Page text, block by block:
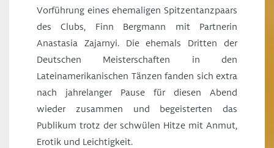
Vorführung eines ehemaligen Spitzentanzpaars
des Clubs, Finn Bergmann mit Partnerin
Anastasia Zajarnyi. Die ehemals Dritten der
Deutschen Meisterschaften in den
Lateinamerikanischen Tänzen fanden sich extra
nach jahrelanger Pause für diesen Abend
wieder zusammen und begeisterten das
Publikum trotz der schwülen Hitze mit Anmut,
Erotik und Leichtigkeit.